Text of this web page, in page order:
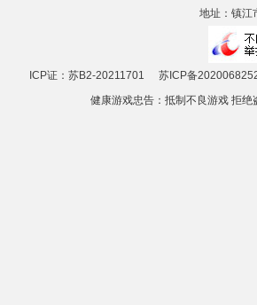
地址：镇江
ICP证：苏B2-20211701
苏ICP备
健康游戏忠告：抵制不良游戏 拒